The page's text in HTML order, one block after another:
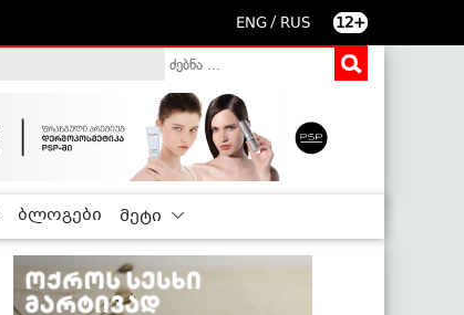
ENG / RUS 12+
ბლოგები მეტი